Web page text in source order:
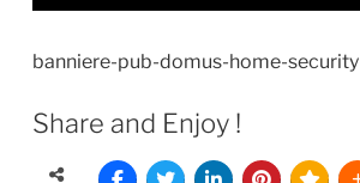
banniere-pub-domus-home-security
Share and Enjoy !